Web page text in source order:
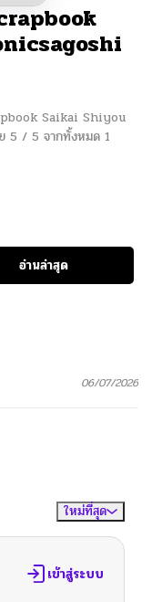
Saikai Shiyou
5 / 5 จากทั้งหมด 1
อ่านล่าสุด
06/07/2026
ใหม่ที่สุด
เข้าสู่ระบบ